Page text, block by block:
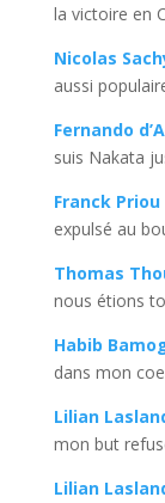
la victoire en
Nicolas
aussi
Fernando
suis Nakata
Franck Priou
expulsé au
Thomas
nous étions
Habib
dans mon
Lilian
mon but
Lilian